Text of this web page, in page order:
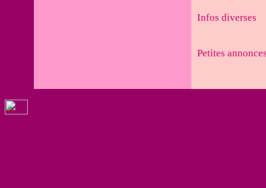
Infos diverses
Petites